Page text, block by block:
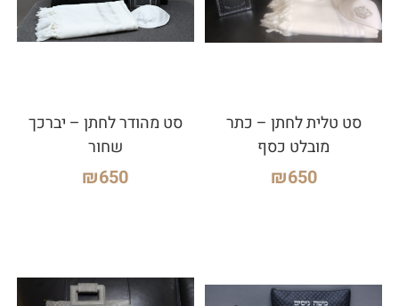
סט טלית לחתן – כתר
מובלט כסף
₪650
סט מהודר לחתן – יברכך
שחור
₪650